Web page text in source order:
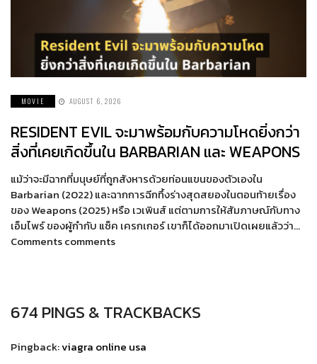
MOVIE AUGUST 6, 2026
RESIDENT EVIL จะมาพร้อมกับความโหดยิ่งกว่า
สิ่งที่เคยเกิดขึ้นใน BARBARIAN และ WEAPONS
แม้ว่าจะมีฉากที่มนุษย์ที่ถูกสังหารด้วยท่อนแขนของตัวเองใน
Barbarian (2022) และฉากการฉีกทึ้งร่างสุดสยองในตอนท้ายเรื่อง
ของ Weapons (2025) หรือ เวเพินส์ แต่ตามการให้สัมภาษณ์กับทาง
เอ็มไพร์ ของผู้กำกับ แซ็ค เครกเกอร์ เขาก็ได้ออกมาเปิดเผยแล้วว่า…
Comments comments
674 PINGS & TRACKBACKS
Pingback:viagra online usa